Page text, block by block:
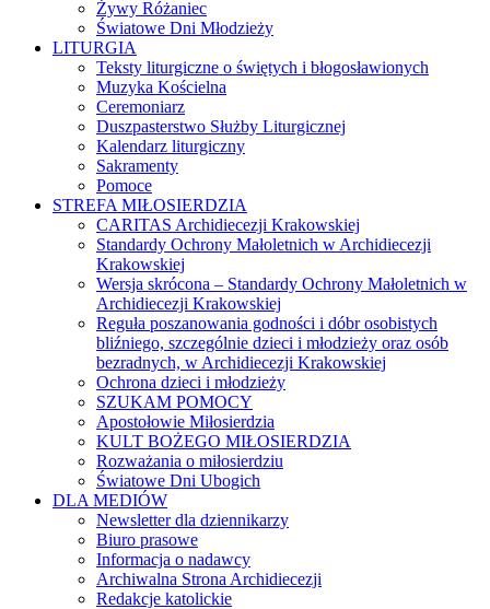
Żywy Różaniec
Światowe Dni Młodzieży
LITURGIA
Teksty liturgiczne o świętych i błogosławionych
Muzyka Kościelna
Ceremoniarz
Duszpasterstwo Służby Liturgicznej
Kalendarz liturgiczny
Sakramenty
Pomoce
STREFA MIŁOSIERDZIA
CARITAS Archidiecezji Krakowskiej
Standardy Ochrony Małoletnich w Archidiecezji
Krakowskiej
Wersja skrócona – Standardy Ochrony Małoletnich w
Archidiecezji Krakowskiej
Reguła poszanowania godności i dóbr osobistych
bliźniego, szczególnie dzieci i młodzieży oraz osób
bezradnych, w Archidiecezji Krakowskiej
Ochrona dzieci i młodzieży
SZUKAM POMOCY
Apostołowie Miłosierdzia
KULT BOŻEGO MIŁOSIERDZIA
Rozważania o miłosierdziu
Światowe Dni Ubogich
DLA MEDIÓW
Newsletter dla dziennikarzy
Biuro prasowe
Informacja o nadawcy
Archiwalna Strona Archidiecezji
Redakcje katolickie